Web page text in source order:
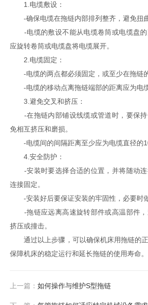
1.电缆敷设：
-确保电缆在拖链内部排列整齐，避免扭曲
-电缆的敷设不能从电缆卷筒或电缆盘的
应旋转卷筒或电缆盘将电缆展开。
2.电缆固定：
-电缆的两点都必须固定，或至少在拖链的
-电缆的移动点离拖链端部的距离应为电缆
3.避免交叉和挤压：
-在拖链内部铺设线缆或管道时，要保持
免相互挤压和磨损。
-电缆间的间隔距离至少应为电缆直径的
4.安全防护：
-安装时要选择合适的位置，并将随动连
连接固定。
-安装好后要保证安装的牢固性，必要时做
-拖链应远离高速旋转部件或高温部件，
挤压或撞击。
通过以上步骤，可以确保机床用拖链的
保障机床的稳定运行和延长拖链的使用寿命。
上一篇： 如何操作与维护S型拖链